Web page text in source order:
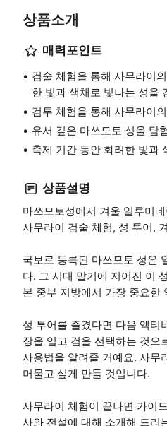
상품소개
매력포인트
검술 체험을 통해 사무라이
한 빛과 색채로 빛나는 성을
검투 체험을 통해 사무라이
유서 깊은 마쓰모토 성을 탐
축제 기간 동안 화려한 빛과
상품설명
마쓰모토성에서 겨울 일루미
사무라이 검술 체험, 성 투어,
국보로 등록된 마쓰모토 성은
다. 그 시대 말기에 지어진 이
본 중부 지방에서 가장 중요한
성 투어를 즐겼다면 다음 액티
장을 입고 검을 선택하는 것으
사용법을 알려줄 거예요. 사무
머물고 싶게 만들 것입니다.
사무라이 체험이 끝나면 가이
사와 전설에 대해 소개해 드리